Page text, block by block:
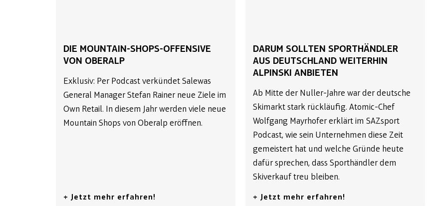
DIE MOUNTAIN-SHOPS-OFFENSIVE
VON OBERALP
Exklusiv: Per Podcast verkündet Salewas
General Manager Stefan Rainer neue Ziele im
Own Retail. In diesem Jahr werden viele neue
Mountain Shops von Oberalp eröffnen.
+ Jetzt mehr erfahren!
DARUM SOLLTEN SPORTHÄNDLER
AUS DEUTSCHLAND WEITERHIN
ALPINSKI ANBIETEN
Ab Mitte der Nuller-Jahre war der deutsche
Skimarkt stark rückläufig. Atomic-Chef
Wolfgang Mayrhofer erklärt im SAZsport
Podcast, wie sein Unternehmen diese Zeit
gemeistert hat und welche Gründe heute
dafür sprechen, dass Sporthändler dem
Skiverkauf treu bleiben.
+ Jetzt mehr erfahren!